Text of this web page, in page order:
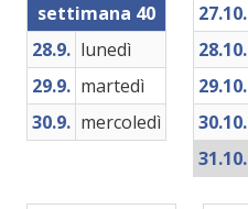
settimana 40
28.9. lunedì
29.9. martedì
30.9. mercoledì
27.10.
28.10.
29.10.
30.10.
31.10.